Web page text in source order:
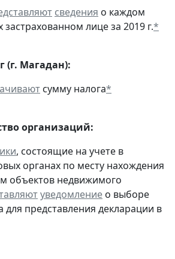
сведения о каждом
лице за 2019 г.*
(г. Магадан):
сумму налога*
организаций:
, состоящие на учете в
органах по месту нахождения
объектов недвижимого
уведомление о выборе
для представления декларации в